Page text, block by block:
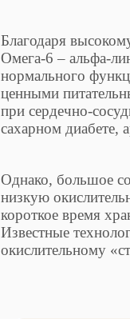
Благодаря
Омега-6 – альфа-
нормального
ценными
при сердечно-
сахарном диабете,
Однако, большое
низкую
короткое время
Известные
окислительному